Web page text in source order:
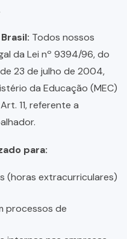
Todos nossos
da Lei nº 9394/96, do
23 de julho de 2004,
da Educação (MEC)
11, referente a
para:
(horas extracurriculares)
processos de